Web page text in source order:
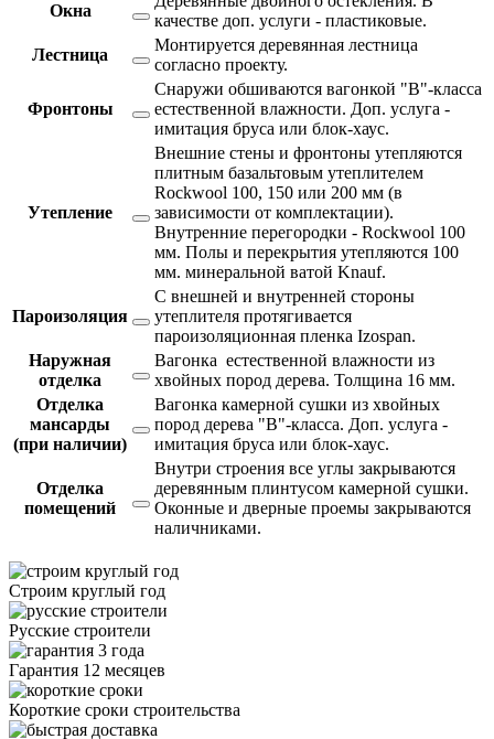
Окна
качестве доп. услуги - пластиковые.
Лестница
Монтируется деревянная лестница
согласно проекту.
Фронтоны
Снаружи обшиваются вагонкой "В"-класса
естественной влажности. Доп. услуга -
имитация бруса или блок-хаус.
Утепление
Внешние стены и фронтоны утепляются
плитным базальтовым утеплителем
Rockwool 100, 150 или 200 мм (в
зависимости от комплектации).
Внутренние перегородки - Rockwool 100
мм. Полы и перекрытия утепляются 100
мм. минеральной ватой Knauf.
Пароизоляция
С внешней и внутренней стороны
утеплителя протягивается
пароизоляционная пленка Izospan.
Наружная
отделка
Вагонка естественной влажности из
хвойных пород дерева. Толщина 16 мм.
Отделка
мансарды
(при наличии)
Вагонка камерной сушки из хвойных
пород дерева "В"-класса. Доп. услуга -
имитация бруса или блок-хаус.
Отделка
помещений
Внутри строения все углы закрываются
деревянным плинтусом камерной сушки.
Оконные и дверные проемы закрываются
наличниками.
Строим круглый год
Русские строители
Гарантия 12 месяцев
Короткие сроки строительства